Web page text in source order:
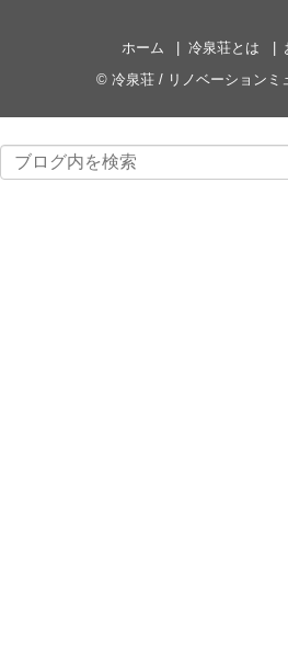
ホーム 冷泉荘とは
© 冷泉荘 / リノベーションミ